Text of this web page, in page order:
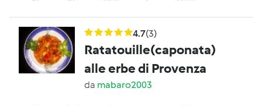
4.7(3)
Ratatouille(caponata)
alle erbe di Provenza
da mabaro2003